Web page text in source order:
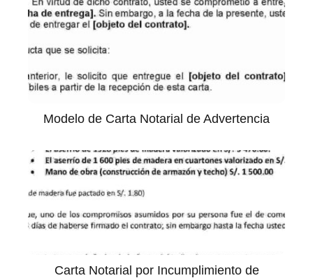
Modelo de Carta Notarial de Advertencia
Carta Notarial por Incumplimiento de